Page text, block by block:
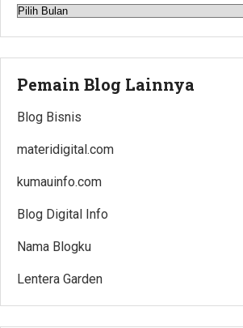
Arsip
Pemain Blog Lainnya
Blog Bisnis
materidigital.com
kumauinfo.com
Blog Digital Info
Nama Blogku
Lentera Garden